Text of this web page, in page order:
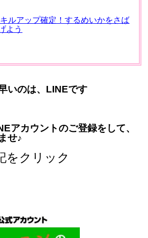
キルアップ確定！するめいかをさば
よう
いのは、LINEです
アカウントのご登録をして、
せ♪
をクリック